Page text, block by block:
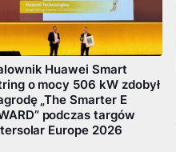
Huawei Smart
o mocy 506 kW zdobył
„The Smarter E
podczas targów
Europe 2026